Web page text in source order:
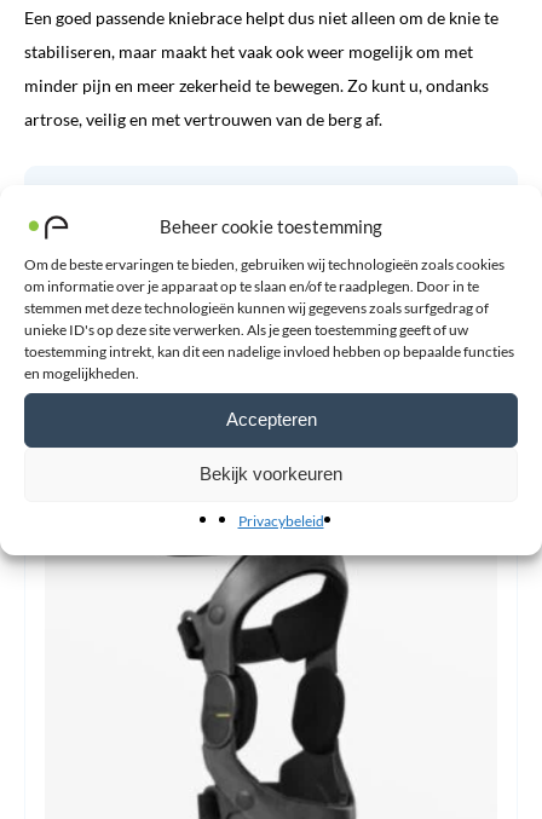
Beheer cookie toestemming
Om de beste ervaringen te bieden, gebruiken wij technologieën zoals cookies
om informatie over je apparaat op te slaan en/of te raadplegen. Door in te
stemmen met deze technologieën kunnen wij gegevens zoals surfgedrag of
unieke ID's op deze site verwerken. Als je geen toestemming geeft of uw
toestemming intrekt, kan dit een nadelige invloed hebben op bepaalde functies
en mogelijkheden.
Accepteren
Bekijk voorkeuren
Privacybeleid
Een goed passende kniebrace helpt dus niet alleen om de knie te
stabiliseren, maar maakt het vaak ook weer mogelijk om met
minder pijn en meer zekerheid te bewegen. Zo kunt u, ondanks
artrose, veilig en met vertrouwen van de berg af.
Volgende Overzicht
Vorige
Deel artikel: